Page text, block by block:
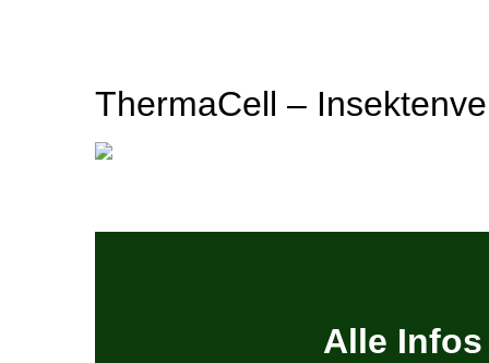
ThermaCell –
Alle